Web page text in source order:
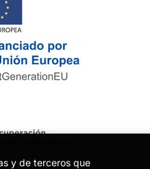
y de terceros que